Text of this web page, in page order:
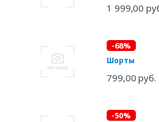
1 999,00
-68%
Шорты
799,00 руб.
-50%